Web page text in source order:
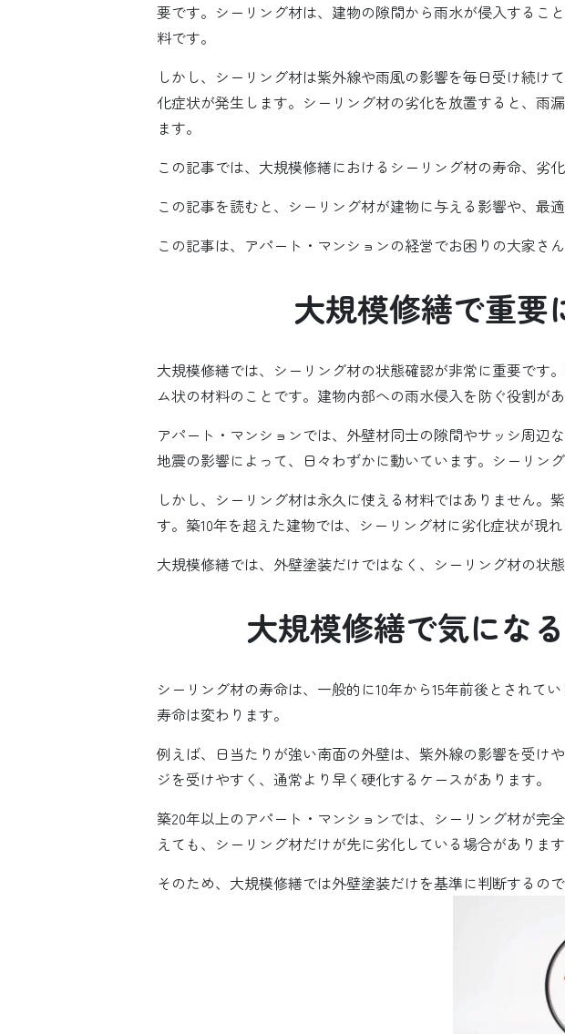
要です。シーリング材は、建物の隙間から雨水が侵入するこ
料です。
しかし、シーリング材は紫外線や雨風の影響を毎日受け続
化症状が発生します。シーリング材の劣化を放置すると、雨
ます。
この記事では、大規模修繕におけるシーリング材の寿命、劣
この記事を読むと、シーリング材が建物に与える影響や、最
この記事は、アパート・マンションの経営でお困りの大家さ
大規模修繕で重要
大規模修繕では、シーリング材の状態確認が非常に重要です
ム状の材料のことです。建物内部への雨水侵入を防ぐ役割が
アパート・マンションでは、外壁材同士の隙間やサッシ周辺
地震の影響によって、日々わずかに動いています。シーリン
しかし、シーリング材は永久に使える材料ではありません。
す。築10年を超えた建物では、シーリング材に劣化症状が現
大規模修繕では、外壁塗装だけではなく、シーリング材の状
大規模修繕で気にな
シーリング材の寿命は、一般的に10年から15年前後とされて
寿命は変わります。
例えば、日当たりが強い南面の外壁は、紫外線の影響を受け
ジを受けやすく、通常より早く硬化するケースがあります。
築20年以上のアパート・マンションでは、シーリング材が
えても、シーリング材だけが先に劣化している場合があります
そのため、大規模修繕では外壁塗装だけを基準に判断するの